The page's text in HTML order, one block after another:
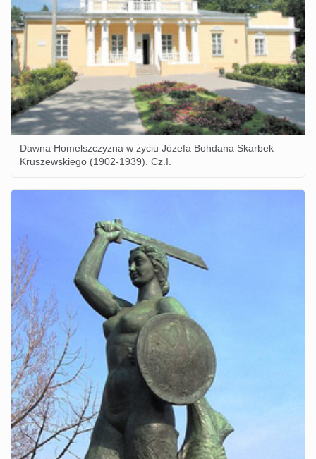
Dawna Homelszczyzna w życiu Józefa Bohdana Skarbek
Kruszewskiego (1902-1939). Cz.I.